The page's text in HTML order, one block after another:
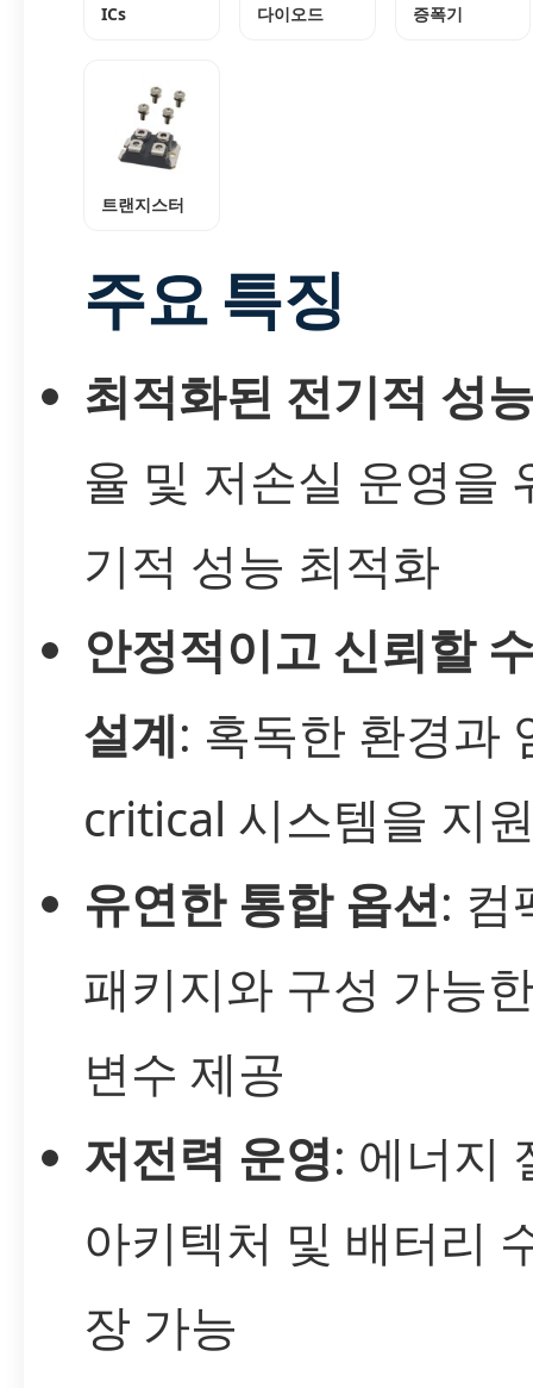
ICs 다이오드 증폭기
트랜지스터
주요 특징
최적화된 전기적 성
율 및 저손실 운영을
기적 성능 최적화
안정적이고 신뢰할
설계: 혹독한 환경과
critical 시스템을 지
유연한 통합 옵션: 컴
패키지와 구성 가능
변수 제공
저전력 운영: 에너지
아키텍처 및 배터리
장 가능